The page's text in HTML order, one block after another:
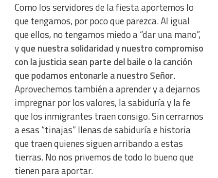
Como los servidores de la fiesta aportemos lo
que tengamos, por poco que parezca. Al igual
que ellos, no tengamos miedo a “dar una mano”,
yque nuestra solidaridad y nuestro compromiso
con la justicia sean parte del baile o la canción
que podamos entonarle a nuestro Señor.
Aprovechemos también a aprender y a dejarnos
impregnar por los valores, la sabiduría y la fe
que los inmigrantes traen consigo. Sin cerrarnos
a esas “tinajas” llenas de sabiduría e historia
que traen quienes siguen arribando a estas
tierras. No nos privemos de todo lo bueno que
tienen para aportar.